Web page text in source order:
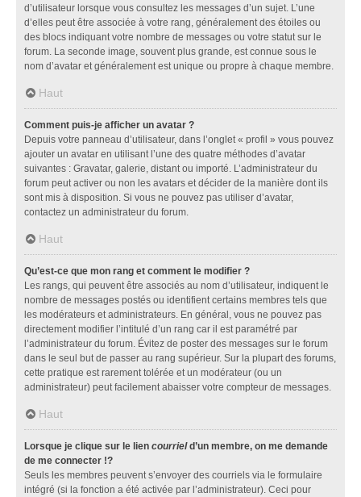
d’utilisateur lorsque vous consultez les messages d’un sujet. L’une
d’elles peut être associée à votre rang, généralement des étoiles ou
des blocs indiquant votre nombre de messages ou votre statut sur le
forum. La seconde image, souvent plus grande, est connue sous le
nom d’avatar et généralement est unique ou propre à chaque membre.
Haut
Comment puis-je afficher un avatar ?
Depuis votre panneau d’utilisateur, dans l’onglet « profil » vous pouvez
ajouter un avatar en utilisant l’une des quatre méthodes d’avatar
suivantes : Gravatar, galerie, distant ou importé. L’administrateur du
forum peut activer ou non les avatars et décider de la manière dont ils
sont mis à disposition. Si vous ne pouvez pas utiliser d’avatar,
contactez un administrateur du forum.
Haut
Qu’est-ce que mon rang et comment le modifier ?
Les rangs, qui peuvent être associés au nom d’utilisateur, indiquent le
nombre de messages postés ou identifient certains membres tels que
les modérateurs et administrateurs. En général, vous ne pouvez pas
directement modifier l’intitulé d’un rang car il est paramétré par
l’administrateur du forum. Évitez de poster des messages sur le forum
dans le seul but de passer au rang supérieur. Sur la plupart des forums,
cette pratique est rarement tolérée et un modérateur (ou un
administrateur) peut facilement abaisser votre compteur de messages.
Haut
Lorsque je clique sur le lien courrield’un membre, on me demande
de me connecter !?
Seuls les membres peuvent s’envoyer des courriels via le formulaire
intégré (si la fonction a été activée par l’administrateur). Ceci pour